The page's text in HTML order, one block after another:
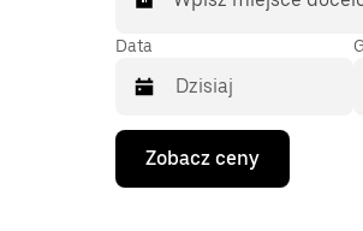
Data
Naciśnij
klawisz
strzałki
Zobacz ceny